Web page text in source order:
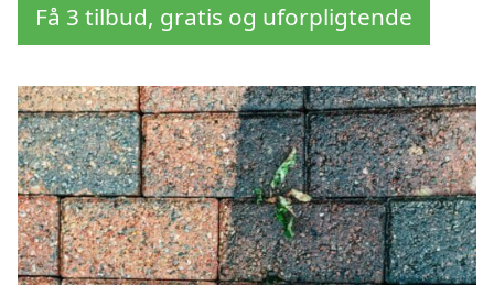
Få 3 tilbud, gratis og uforpligtende